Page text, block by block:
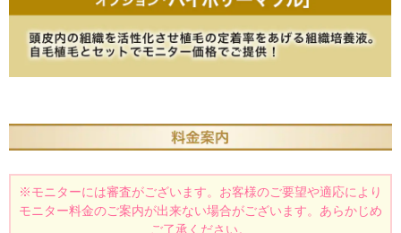
※モニターには審査がございます。 お客様のご要望や適応により
モニター料金のご案内が出来ない場合がございます。あらかじめ
ご了承ください。